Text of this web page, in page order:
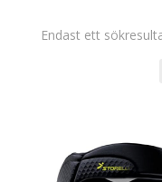
Endast ett